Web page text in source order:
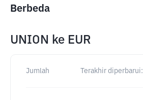
Berbeda
UNION ke EUR
Jumlah Terakhir diperbarui: